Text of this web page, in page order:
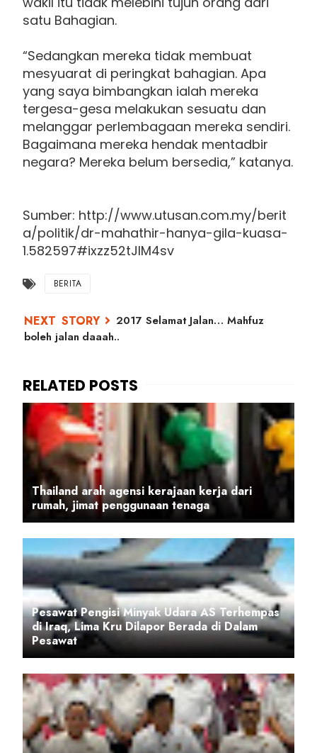
satu Bahagian.
“Sedangkan mereka tidak membuat
mesyuarat di peringkat bahagian. Apa
yang saya bimbangkan ialah mereka
tergesa-gesa melakukan sesuatu dan
melanggar perlembagaan mereka sendiri.
Bagaimana mereka hendak mentadbir
negara? Mereka belum bersedia,” katanya.
Sumber: http://www.utusan.com.my/berit
a/politik/dr-mahathir-hanya-gila-kuasa-
1.582597#ixzz52tJIM4sv
BERITA
2017 Selamat Jalan… Mahfuz
boleh jalan daaah..
Thailand arah agensi kerajaan kerja dari
rumah, jimat penggunaan tenaga
Pesawat Pengisi Minyak Udara AS Terhempas
di Iraq, Lima Kru Dilapor Berada di Dalam
Pesawat